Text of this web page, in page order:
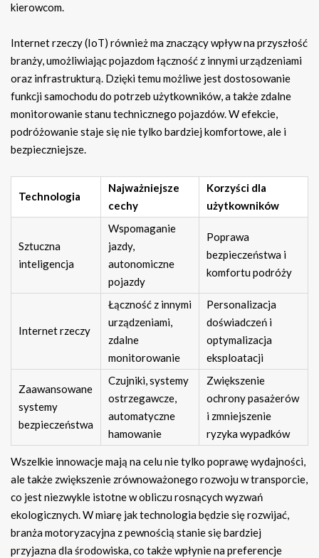
kierowcom.
Internet rzeczy (IoT) również ma znaczący wpływ na przyszłość
branży, umożliwiając pojazdom łączność z innymi urządzeniami
oraz infrastrukturą. Dzięki temu możliwe jest dostosowanie
funkcji samochodu do potrzeb użytkowników, a także zdalne
monitorowanie stanu technicznego pojazdów. W efekcie,
podróżowanie staje się nie tylko bardziej komfortowe, ale i
bezpieczniejsze.
Technologia
Najważniejsze
cechy
Korzyści dla
użytkowników
Sztuczna
inteligencja
Wspomaganie
jazdy,
autonomiczne
pojazdy
Poprawa
bezpieczeństwa i
komfortu podróży
Internet rzeczy
Łączność z innymi
urządzeniami,
zdalne
monitorowanie
Personalizacja
doświadczeń i
optymalizacja
eksploatacji
Zaawansowane
systemy
bezpieczeństwa
Czujniki, systemy
ostrzegawcze,
automatyczne
hamowanie
Zwiększenie
ochrony pasażerów
i zmniejszenie
ryzyka wypadków
Wszelkie innowacje mają na celu nie tylko poprawę wydajności,
ale także zwiększenie zrównoważonego rozwoju w transporcie,
co jest niezwykle istotne w obliczu rosnących wyzwań
ekologicznych. W miarę jak technologia będzie się rozwijać,
branża motoryzacyjna z pewnością stanie się bardziej
przyjazna dla środowiska, co także wpłynie na preferencje